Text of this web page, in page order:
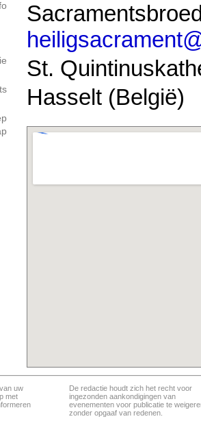
St.
Hasselt (België)
uw
met
De redactie houdt zich het recht voor
ingezonden aankondigingen van
evenementen voor publicatie te
zonder opgaaf van redenen.